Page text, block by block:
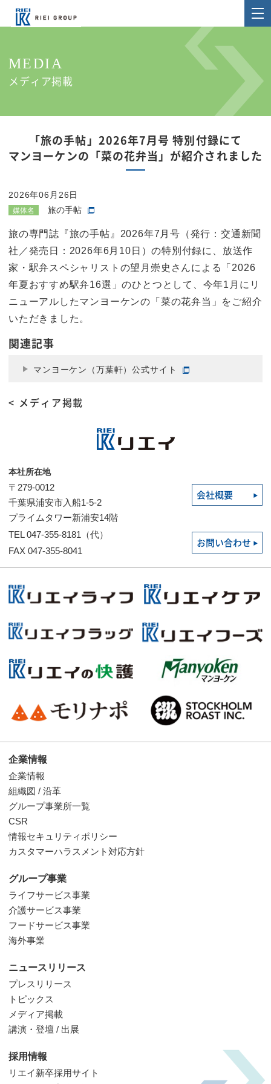
MEDIA
メディア掲載
「旅の手帖」2026年7月号 特別付録にて
マンヨーケンの「菜の花弁当」が紹介されました
2026年06月26日
媒体名 旅の手帖
旅の専門誌『旅の手帖』2026年7月号（発行：交通新聞
社／発売日：2026年6月10日）の特別付録に、放送作
家・駅弁スペシャリストの望月崇史さんによる「2026
年夏おすすめ駅弁16選」のひとつとして、今年1月にリ
ニューアルしたマンヨーケンの「菜の花弁当」をご紹介
いただきました。
関連記事
マンヨーケン（万葉軒）公式サイト
< メディア掲載
本社所在地
〒279-0012
千葉県浦安市入船1-5-2
プライムタワー新浦安14階
会社概要
TEL 047-355-8181（代）
FAX 047-355-8041
お問い合わせ
企業情報
企業情報
組織図 / 沿革
グループ事業所一覧
CSR
情報セキュリティポリシー
カスタマーハラスメント対応方針
グループ事業
ライフサービス事業
介護サービス事業
フードサービス事業
海外事業
ニュースリリース
プレスリリース
トピックス
メディア掲載
講演・登壇 / 出展
採用情報
リエイ新卒採用サイト